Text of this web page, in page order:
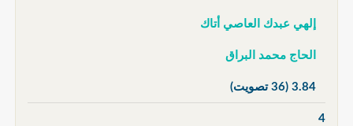
إلهي عبدك العاصي أتاك
الحاج محمد البراق
3.84 (36 تصويت)
4